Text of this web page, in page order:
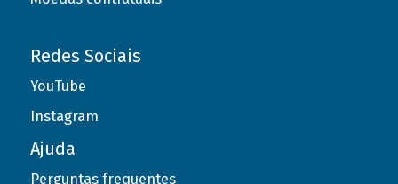
Redes Sociais
YouTube
Instagram
Ajuda
Perguntas frequentes